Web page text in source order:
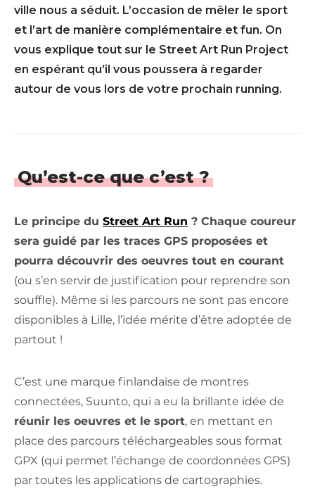
ville nous a séduit. L’occasion de mêler le sport
et l’art de manière complémentaire et fun. On
vous explique tout sur le Street Art Run Project
en espérant qu’il vous poussera à regarder
autour de vous lors de votre prochain running.
Qu’est-ce que c’est ?
Le principe du Street Art Run ? Chaque coureur
sera guidé par les traces GPS proposées et
pourra découvrir des oeuvres tout en courant
(ou s’en servir de justification pour reprendre son
souffle). Même si les parcours ne sont pas encore
disponibles à Lille, l’idée mérite d’être adoptée de
partout !
C’est une marque finlandaise de montres
connectées, Suunto, qui a eu la brillante idée de
réunir les oeuvres et le sport, en mettant en
place des parcours téléchargeables sous format
GPX (qui permet l’échange de coordonnées GPS)
par toutes les applications de cartographies.